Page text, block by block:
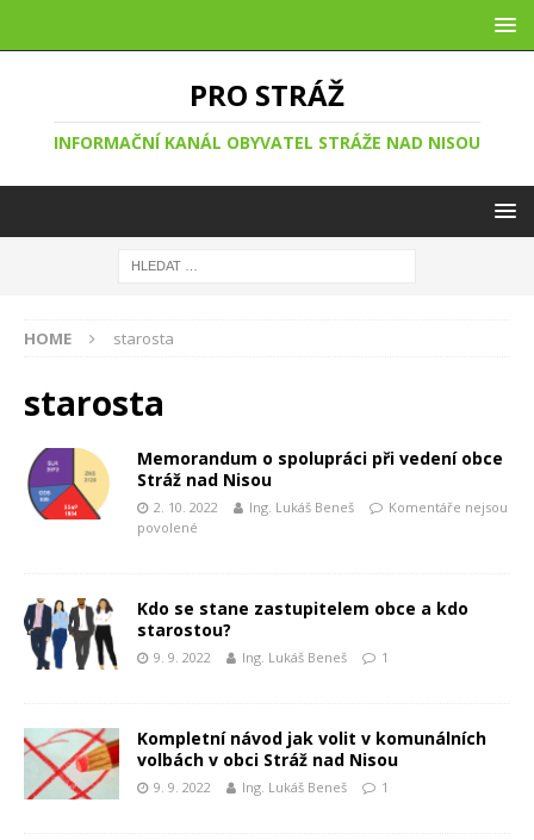
PRO STRÁŽ
INFORMAČNÍ KANÁL OBYVATEL STRÁŽE NAD NISOU
HOME starosta
starosta
Memorandum o spolupráci při vedení obce
Stráž nad Nisou
2. 10. 2022 Ing. Lukáš Beneš
Komentáře nejsou
povolené
Kdo se stane zastupitelem obce a kdo
starostou?
9. 9. 2022 Ing. Lukáš Beneš 1
Kompletní návod jak volit v komunálních
volbách v obci Stráž nad Nisou
9. 9. 2022 Ing. Lukáš Beneš 1